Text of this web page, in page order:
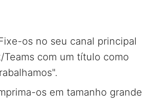
os no seu canal principal
Teams com um título como
os em tamanho grande